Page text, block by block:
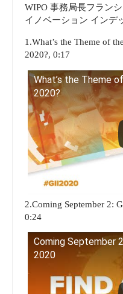
WIPO 事務局長フラン
イノベーション インデ
1.What’s the Theme of
2020?, 0:17
What’s the Theme
2020?
2.Coming September 2:
0:24
Coming September
2020